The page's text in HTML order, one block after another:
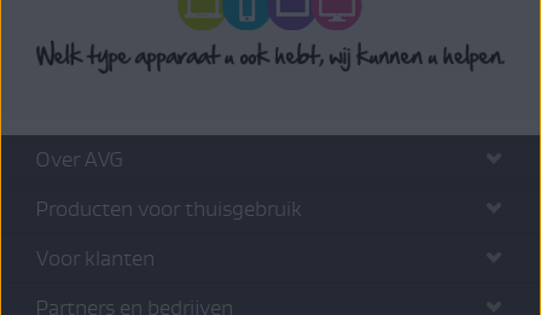
Over AVG
Producten voor thuisgebruik
Voor klanten
Partners en bedrijven